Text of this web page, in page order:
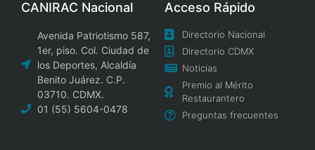
CANIRAC Nacional
Avenida Patriotismo 587,
1er, piso. Col. Ciudad de
los Deportes, Alcaldía
Benito Juárez. C.P.
03710. CDMX.
01 (55) 5604-0478
Acceso Rápido
Directorio Nacional
Directorio CDMX
Noticias
Premio al Mérito
Restaurantero
Preguntas frecuentes